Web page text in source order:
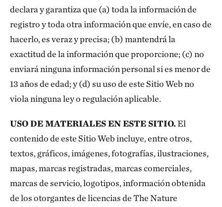
declara y garantiza que (a) toda la información de
registro y toda otra información que envíe, en caso de
hacerlo, es veraz y precisa; (b) mantendrá la
exactitud de la información que proporcione; (c) no
enviará ninguna información personal si es menor de
13 años de edad; y (d) su uso de este Sitio Web no
viola ninguna ley o regulación aplicable.
USO DE MATERIALES EN ESTE SITIO.El
contenido de este Sitio Web incluye, entre otros,
textos, gráficos, imágenes, fotografías, ilustraciones,
mapas, marcas registradas, marcas comerciales,
marcas de servicio, logotipos, información obtenida
de los otorgantes de licencias de The Nature